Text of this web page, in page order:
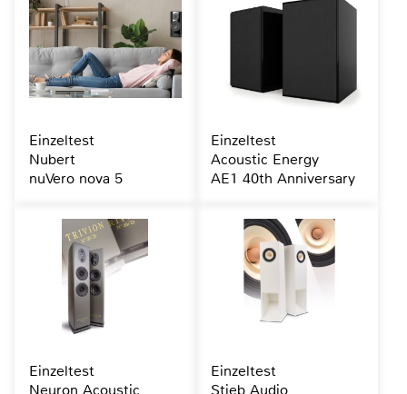
Einzeltest
Nubert
nuVero nova 5
Einzeltest
Acoustic Energy
AE1 40th Anniversary
Einzeltest
Neuron Acoustic
Einzeltest
Stieb Audio